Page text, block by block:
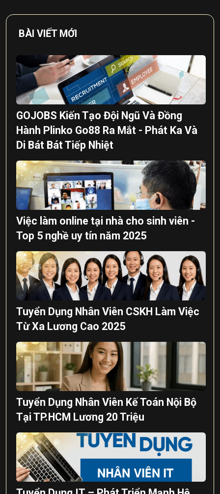
BÀI VIẾT MỚI
GOJOBS Kiến Tạo Đội Ngũ Và Đồng
Hành Plinko Go88 Ra Mắt - Phát Ka Và
Di Bát Bát Tiếp Nhiệt
Việc làm online tại nhà cho sinh viên -
Top 5 nghề uy tín năm 2025
Tuyển Dụng Nhân Viên CSKH Làm Việc
Từ Xa Lương Cao 2025
Tuyển Dụng Nhân Viên Kế Toán Nội Bộ
Tại TP.HCM Lương 20 Triệu